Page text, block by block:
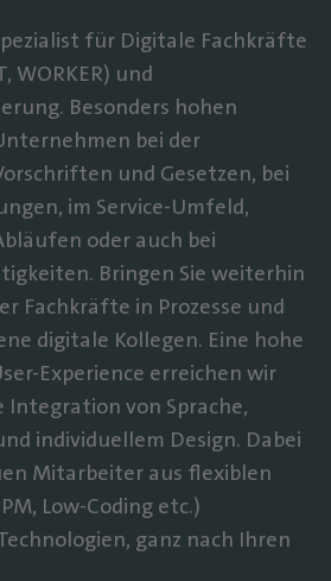
für Digitale Fachkräfte
WORKER) und
Besonders hohen
bei der
und Gesetzen, bei
im Service-Umfeld,
oder auch bei
Bringen Sie weiterhin
Fachkräfte in Prozesse und
digitale Kollegen. Eine hohe
Experience erreichen wir
Integration von Sprache,
individuellem Design. Dabei
Mitarbeiter aus flexiblen
Low-Coding etc.)
ganz nach Ihren